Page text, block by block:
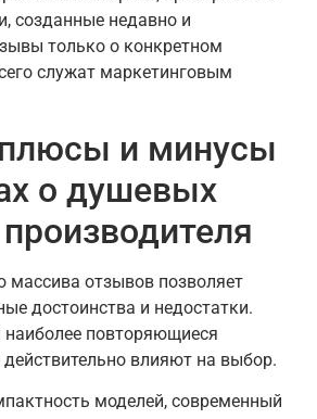
созданные недавно и
только о конкретном
служат маркетинговым
и минусы
о душевых
массива отзывов позволяет
достоинства и недостатки.
повторяющиеся
влияют на выбор.
моделей, современный